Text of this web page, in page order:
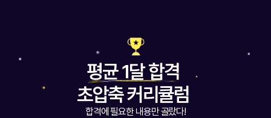
평균 1달 합격
초압축 커리큘럼
합격에 필요한 내용만 골랐다!